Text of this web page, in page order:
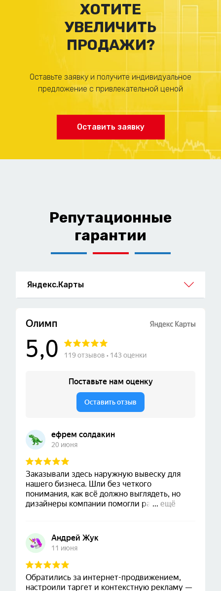
ХОТИТЕ
УВЕЛИЧИТЬ
ПРОДАЖИ?
Оставьте заявку и получите индивидуальное
предложение с привлекательной ценой
Оставить заявку
Репутационные
гарантии
Яндекс.Карты